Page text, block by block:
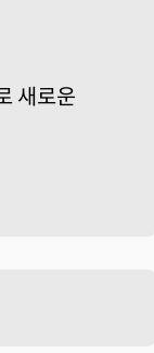
새로운